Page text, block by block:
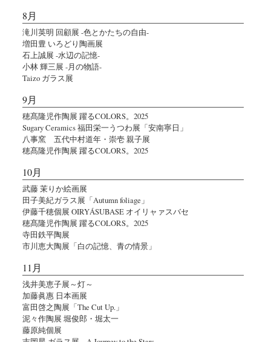
8月
滝川英明 回顧展 -色とかたちの自由-
増田豊 いろどり陶画展
石上誠展 -水辺の記憶-
小林 輝三展 -月の物語-
Taizo ガラス展
9月
穂髙隆児作陶展 躍るCOLORS。2025
Sugary Ceramics 福田栄一うつわ展「安南寧日」
八事窯 五代中村道年・崇壱 親子展
穂髙隆児作陶展 躍るCOLORS。2025
10月
武藤 茉りか絵画展
田子美紀ガラス展「Autumn foliage」
伊藤千穂個展 OIRYÁSUBASE オイリャァスバセ
穂髙隆児作陶展 躍るCOLORS。2025
寺田鉄平陶展
市川恵大陶展「白の記憶、青の情景」
11月
浅井美恵子展～灯～
加藤眞惠 日本画展
富田啓之陶展「The Cut Up.」
泥々作陶展 堀俊郎・堀太一
藤原純個展